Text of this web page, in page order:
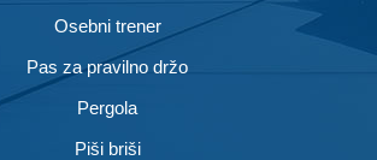
Osebni trener
Pas za pravilno držo
Pergola
Piši briši